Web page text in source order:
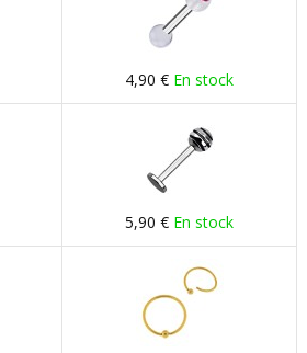
4,90 € En stock
5,90 € En stock